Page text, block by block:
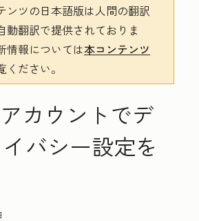
ンツの日本語版は人間の翻訳
動翻訳で提供されておりま
情報については本コンテンツ
ください。
カウントでデ
バシー設定を